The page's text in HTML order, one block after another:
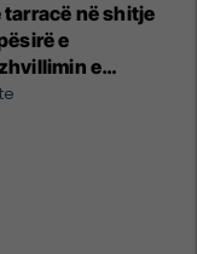
tarracë në shitje
e
e